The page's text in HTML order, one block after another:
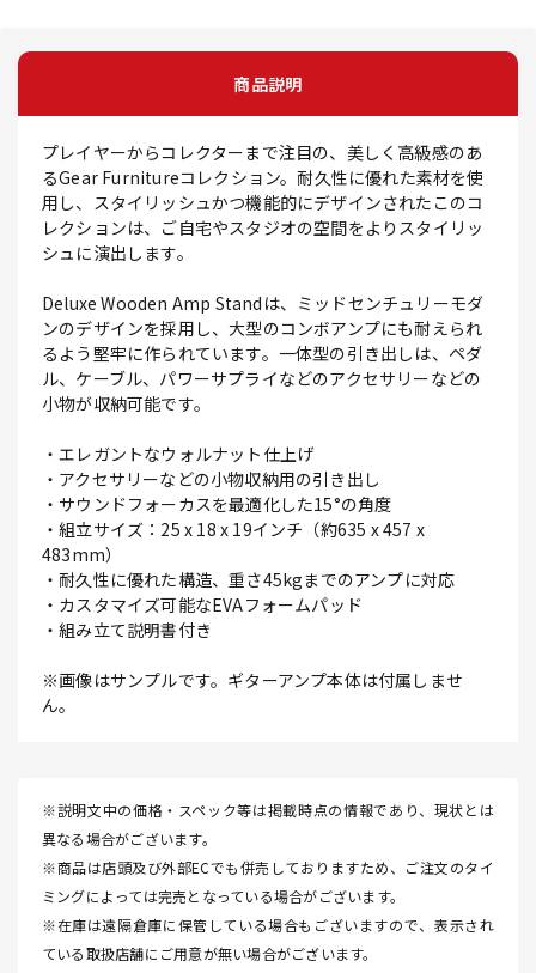
商品説明
プレイヤーからコレクターまで注目の、美しく高級感のあ
るGear Furnitureコレクション。耐久性に優れた素材を使
用し、スタイリッシュかつ機能的にデザインされたこのコ
レクションは、ご自宅やスタジオの空間をよりスタイリッ
シュに演出します。
Deluxe Wooden Amp Standは、ミッドセンチュリーモダ
ンのデザインを採用し、大型のコンボアンプにも耐えられ
るよう堅牢に作られています。一体型の引き出しは、ペダ
ル、ケーブル、パワーサプライなどのアクセサリーなどの
小物が収納可能です。
・エレガントなウォルナット仕上げ
・アクセサリーなどの小物収納用の引き出し
・サウンドフォーカスを最適化した15°の角度
・組立サイズ：25 x 18 x 19インチ（約635 x 457 x
483mm）
・耐久性に優れた構造、重さ45kgまでのアンプに対応
・カスタマイズ可能なEVAフォームパッド
・組み立て説明書付き
※画像はサンプルです。ギターアンプ本体は付属しませ
ん。
※説明文中の価格・スペック等は掲載時点の情報であり、現状とは
異なる場合がございます。
※商品は店頭及び外部ECでも併売しておりますため、ご注文のタイ
ミングによっては完売となっている場合がございます。
※在庫は遠隔倉庫に保管している場合もございますので、表示され
ている取扱店舗にご用意が無い場合がございます。